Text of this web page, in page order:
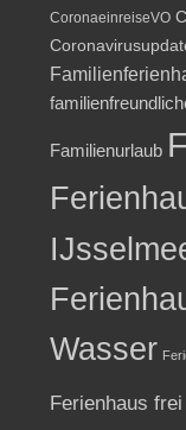
CoronaeinreiseVO
Familienurlaub
Wasser
Ferienhaus frei